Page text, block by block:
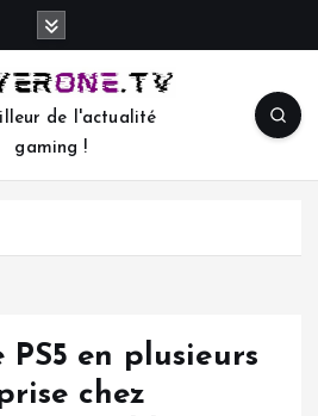
de l'actualité
gaming !
PS5 en plusieurs
chez